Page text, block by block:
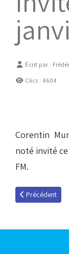
DétailsÉcrit par :
Clics : 4604
Corentin
noté invité ce
FM.
Article
Précédent